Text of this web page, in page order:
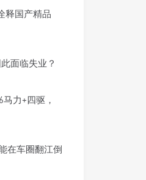
释国产精品
面临失业？
力+四驱，
在车圈翻江倒